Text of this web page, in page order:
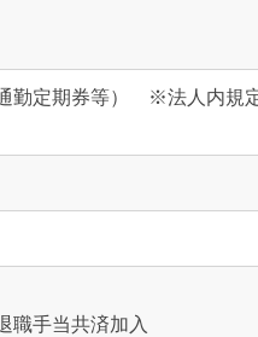
勤定期券等） ※法人内規
職手当共済加入